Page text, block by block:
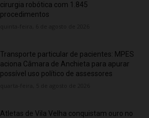
cirurgia robótica com 1.845
procedimentos
Transporte particular de pacientes: MPES
aciona Câmara de Anchieta para apurar
possível uso político de assessores
Atletas de Vila Velha conquistam ouro no